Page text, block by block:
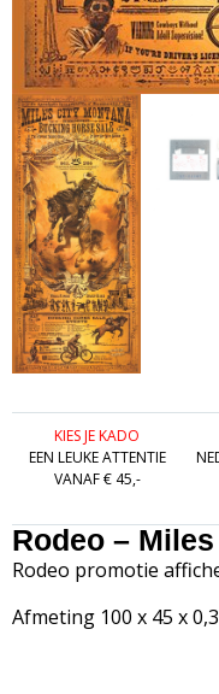
KIES JE KADO
EEN LEUKE ATTENTIE
VANAF € 45,-
Rodeo –
Rodeo promotie
Afmeting 100 x 45 x